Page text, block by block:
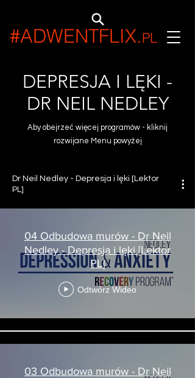
#ADWENTFLIX.PL
DEPRESJA I LĘKI -
DR NEIL NEDLEY
Aby obejrzeć więcej programów - kliknij
rozwijane Menu powyżej
Dr Neil Nedley - Depresja i lęki [Lektor
PL]
04 Odbudowa murów - Dr Neil
Nedley - Depresja i lęki [Lektor
PL]
Odtwórz Wideo
03 Odbudowa murów - Dr Neil